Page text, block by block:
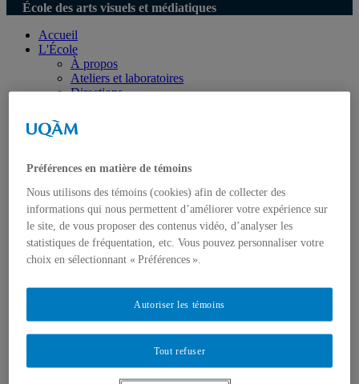
École des arts visuels et médiatiques
Accueil
L'École
À propos
Ateliers et laboratoires
Directions
Personnel technique
Nous joindre
Professeur⸱e⸱s régulières et réguliers
Professeur⸱e⸱s retraité⸱e⸱s
Professeur·e·s invité·e·s
Artistes ou pédagogues en résidence
Chargé⸱e⸱s de cours
Programmes d'études
Deuxième cycle
Troisième cycle
Recherche et création
Unités de recherche
Prix, bourses et distinctions
Préférences en matière de témoins
Nous utilisons des témoins (cookies) afin de collecter des
informations qui nous permettent d’améliorer votre expérience sur
le site, de vous proposer des contenus vidéo, d’analyser les
statistiques de fréquentation, etc. Vous pouvez personnaliser votre
choix en sélectionnant « Préférences ».
Tout refuser
Autoriser les témoins